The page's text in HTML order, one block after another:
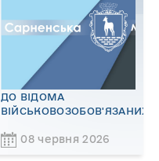
ДО ВІДОМА
ВІЙСЬКОВОЗОБОВ'ЯЗАНИХ!
08 червня 2026